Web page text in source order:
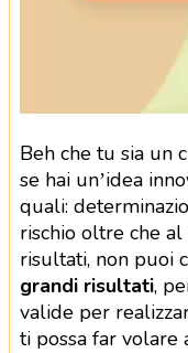
Beh che tu sia un
se hai un’idea
quali:
rischio oltre che
risultati, non puoi
grandi risultati,
valide per
ti possa far volare